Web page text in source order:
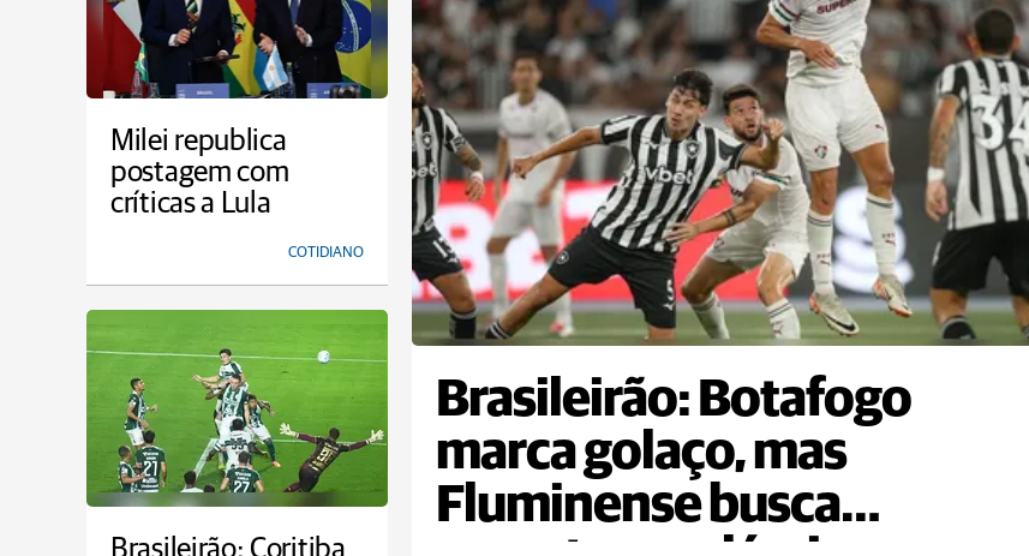
Milei republica
postagem com
críticas a Lula
COTIDIANO
Brasileirão: Botafogo
marca golaço, mas
Fluminense busca
Brasileirão: Coritiba